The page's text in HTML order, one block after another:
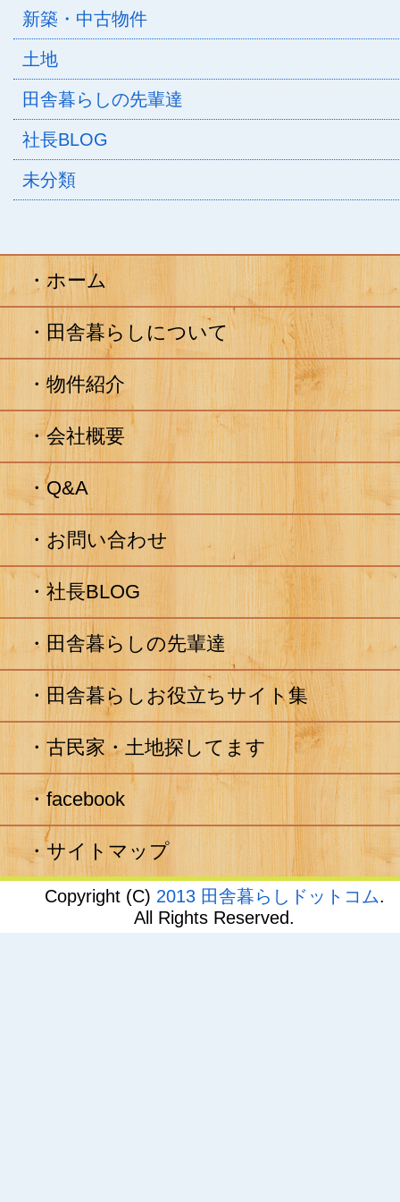
新築・中古物件
土地
田舎暮らしの先輩達
社長BLOG
未分類
ホーム
田舎暮らしについて
物件紹介
会社概要
Q&A
お問い合わせ
社長BLOG
田舎暮らしの先輩達
田舎暮らしお役立ちサイト集
古民家・土地探してます
facebook
サイトマップ
Copyright (C) 2013 田舎暮らしドットコム.
All Rights Reserved.